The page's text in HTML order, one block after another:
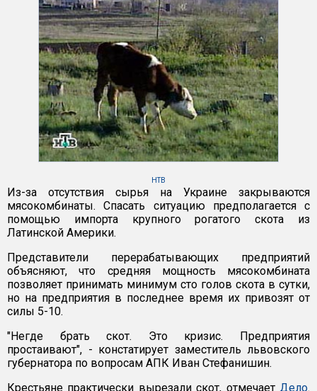
НТВ
Из-за отсутствия сырья на Украине закрываются
мясокомбинаты. Спасать ситуацию предполагается с
помощью импорта крупного рогатого скота из
Латинской Америки.
Представители перерабатывающих предприятий
объясняют, что средняя мощность мясокомбината
позволяет принимать минимум сто голов скота в сутки,
но на предприятия в последнее время их привозят от
силы 5-10.
"Негде брать скот. Это кризис. Предприятия
простаивают", - констатирует заместитель львовского
губернатора по вопросам АПК Иван Стефанишин.
Крестьяне практически вырезали скот, отмечает Дело.